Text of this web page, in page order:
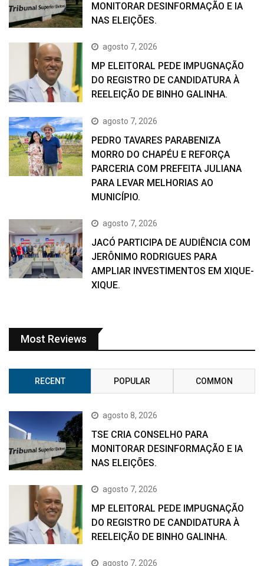
MONITORAR DESINFORMAÇÃO E IA
NAS ELEIÇÕES.
agosto 7, 2026
MP ELEITORAL PEDE IMPUGNAÇÃO
DO REGISTRO DE CANDIDATURA À
REELEIÇÃO DE BINHO GALINHA.
agosto 7, 2026
PEDRO TAVARES PARABENIZA
MORRO DO CHAPÉU E REFORÇA
PARCERIA COM PREFEITA JULIANA
PARA LEVAR MELHORIAS AO
MUNICÍPIO.
agosto 7, 2026
JACÓ PARTICIPA DE AUDIÊNCIA COM
JERÔNIMO RODRIGUES PARA
AMPLIAR INVESTIMENTOS EM XIQUE-
XIQUE.
Most Reviews
RECENT POPULAR COMMON
agosto 8, 2026
TSE CRIA CONSELHO PARA
MONITORAR DESINFORMAÇÃO E IA
NAS ELEIÇÕES.
agosto 7, 2026
MP ELEITORAL PEDE IMPUGNAÇÃO
DO REGISTRO DE CANDIDATURA À
REELEIÇÃO DE BINHO GALINHA.
agosto 7, 2026